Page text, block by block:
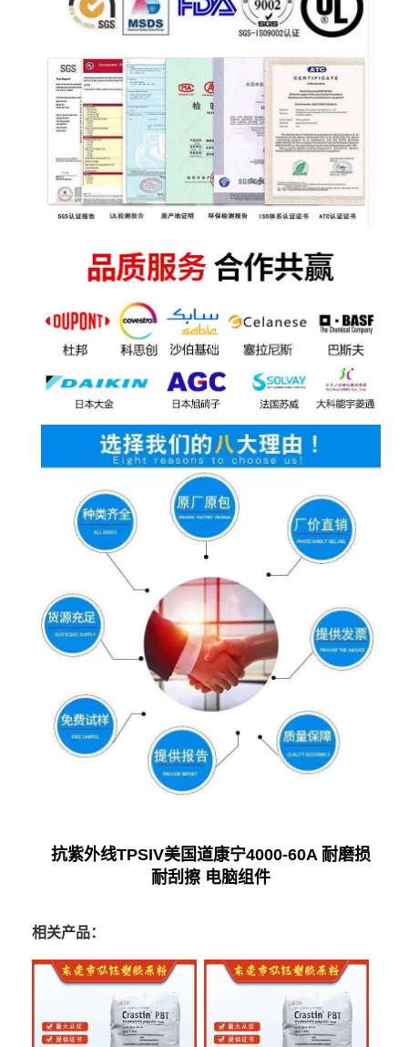
抗紫外线TPSIV美国道康宁4000-60A 耐磨损
耐刮擦 电脑组件
相关产品：